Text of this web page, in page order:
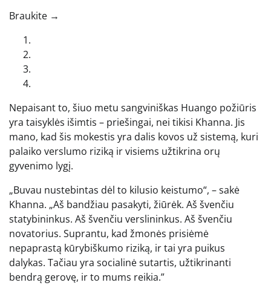
„Perbraukite kairėn, kad pamatytumėte daugiau autorių“
Braukite →
Nepaisant to, šiuo metu sangviniškas Huango požiūris
yra taisyklės išimtis – priešingai, nei tikisi Khanna. Jis
mano, kad šis mokestis yra dalis kovos už sistemą, kuri
palaiko verslumo riziką ir visiems užtikrina orų
gyvenimo lygį.
„Buvau nustebintas dėl to kilusio keistumo“, – sakė
Khanna. „Aš bandžiau pasakyti, žiūrėk. Aš švenčiu
statybininkus. Aš švenčiu verslininkus. Aš švenčiu
novatorius. Suprantu, kad žmonės prisiėmė
nepaprastą kūrybiškumo riziką, ir tai yra puikus
dalykas. Tačiau yra socialinė sutartis, užtikrinanti
bendrą gerovę, ir to mums reikia.”